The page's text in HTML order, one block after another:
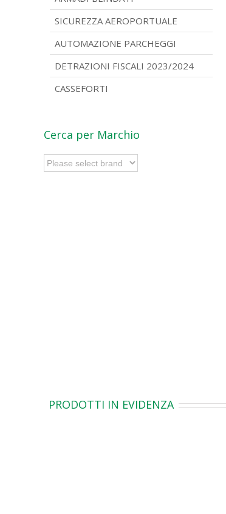
SICUREZZA AEROPORTUALE
AUTOMAZIONE PARCHEGGI
DETRAZIONI FISCALI 2023/2024
CASSEFORTI
Cerca per Marchio
PRODOTTI IN EVIDENZA